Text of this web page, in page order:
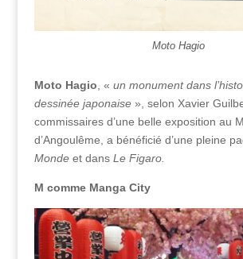
Moto Hagio
Moto Hagio , « un monument dans
dessinée japonaise», selon Xavier
commissaires d’une belle exposition au
d’Angoulême, a bénéficié d’une pleine
Mondeet dans Le Figaro.
M comme Manga City